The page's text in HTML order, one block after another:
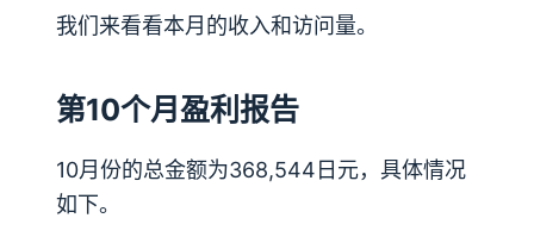
我们来看看本月的收入和访问量。
第10个月盈利报告
10月份的总金额为368,544日元，具体情况
如下。